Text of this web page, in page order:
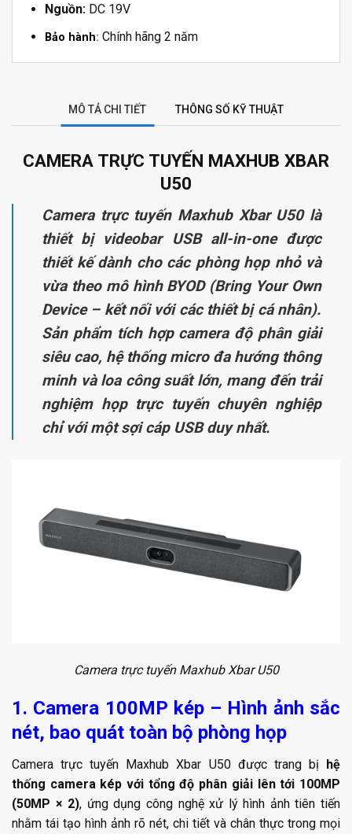
Nguồn:DC 19V
Bảo hành: Chính hãng 2 năm
MÔ TẢ CHI TIẾT THÔNG SỐ KỸ THUẬT
CAMERA TRỰC TUYẾN MAXHUB XBAR
U50
Camera trực tuyến Maxhub Xbar U50 là
thiết bị videobar USB all-in-one được
thiết kế dành cho các phòng họp nhỏ và
vừa theo mô hình BYOD (Bring Your Own
Device – kết nối với các thiết bị cá nhân).
Sản phẩm tích hợp camera độ phân giải
siêu cao, hệ thống micro đa hướng thông
minh và loa công suất lớn, mang đến trải
nghiệm họp trực tuyến chuyên nghiệp
chỉ với một sợi cáp USB duy nhất.
Camera trực tuyến Maxhub Xbar U50
1. Camera 100MP kép – Hình ảnh sắc
nét, bao quát toàn bộ phòng họp
Camera trực tuyến Maxhub Xbar U50 được trang bị hệ
thống camera kép với tổng độ phân giải lên tới 100MP
(50MP × 2), ứng dụng công nghệ xử lý hình ảnh tiên tiến
nhằm tái tạo hình ảnh rõ nét, chi tiết và chân thực trong mọi